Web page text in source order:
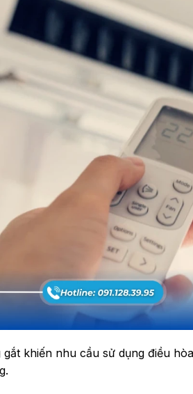
gắt khiến nhu cầu sử dụng điều